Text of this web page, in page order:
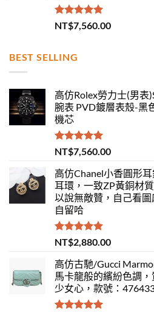
評分 5.00
滿分 5
NT$7,560.00
BEST SELLING
高仿Rolex勞力士(男表
腕表 PVD鍍層表殼-黑
機芯
評分 5.00
滿分 5
NT$7,560.00
高仿Chanel小香圓形
耳環，一致ZP黃銅材
以說無敵贊，自己看
自留哈
評分 5.00
滿分 5
NT$2,880.00
高仿古馳/Gucci
馬卡龍般的繽紛色調
少女心，款號：